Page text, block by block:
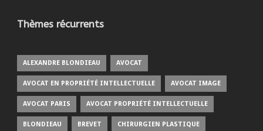
Thèmes récurrents
ALEXANDRE BLONDIEAU AVOCAT
AVOCAT EN PROPRIÉTÉ INTELLECTUELLE AVOCAT IMAGE
AVOCAT PARIS AVOCAT PROPRIÉTÉ INTELLECTUELLE
BLONDIEAU BREVET CHIRURGIEN PLASTIQUE